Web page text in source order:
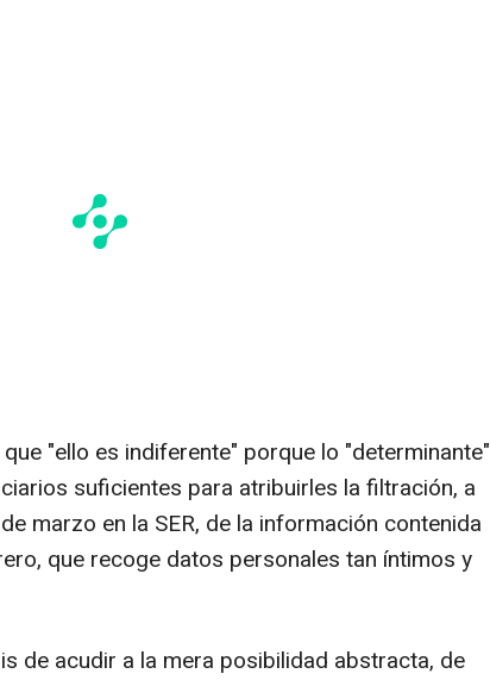
"ello es indiferente" porque lo "determinante"
suficientes para atribuirles la filtración, a
marzo en la SER, de la información contenida
que recoge datos personales tan íntimos y
de acudir a la mera posibilidad abstracta, de